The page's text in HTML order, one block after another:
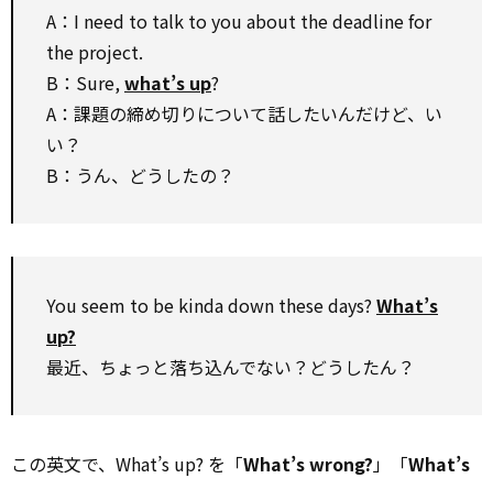
A：I need to talk to you about the deadline for
the project.
B：Sure,what’s up?
A：課題の締め切りについて話したいんだけど、い
い？
B：うん、どうしたの？
You seem to be kinda down these days?What’s
up?
最近、ちょっと落ち込んでない？どうしたん？
この英文で、What’s up? を「What’s wrong?」「What’s